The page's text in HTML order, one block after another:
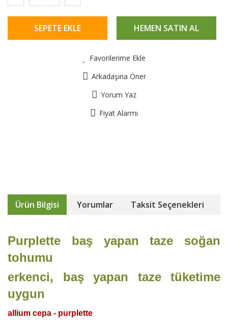
SEPETE EKLE HEMEN SATIN AL
Favorilerime Ekle
Arkadaşına Öner
Yorum Yaz
Fiyat Alarmı
Ürün Bilgisi Yorumlar Taksit Seçenekleri
Purplette baş yapan taze soğan
tohumu
erkenci, baş yapan taze tüketime
uygun
allium cepa - purplette